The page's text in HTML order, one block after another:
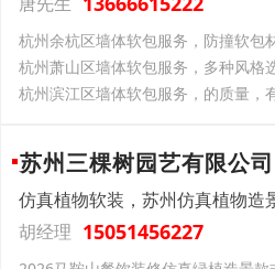
杭州余杭区墙体软包服务，防撞软包
杭州萧山区墙体软包服务，多种风格
杭州滨江区墙体软包服务，的质量，
苏州三棵树园艺有限公司
仿真植物软装，苏州仿真植物造
胡经理 15051456227